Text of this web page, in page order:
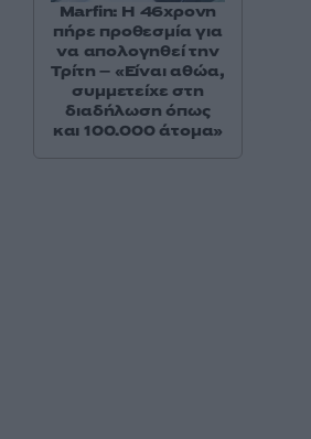
Marfin: Η 46χρονη
πήρε προθεσμία για
να απολογηθεί την
Τρίτη – «Είναι αθώα,
συμμετείχε στη
διαδήλωση όπως
και 100.000 άτομα»